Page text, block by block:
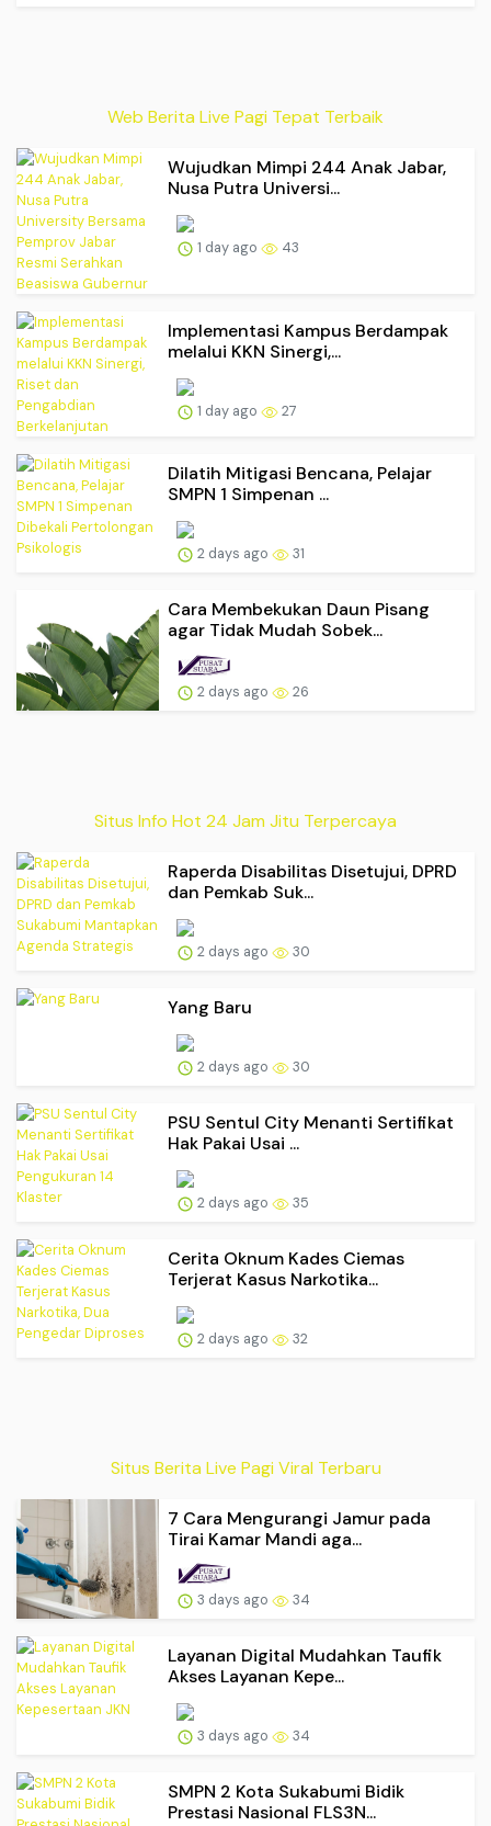
Web Berita Live Pagi Tepat Terbaik
Wujudkan Mimpi 244 Anak Jabar,
Nusa Putra Universi...
1 day ago 43
Implementasi Kampus Berdampak
melalui KKN Sinergi,...
1 day ago 27
Dilatih Mitigasi Bencana, Pelajar
SMPN 1 Simpenan ...
2 days ago 31
Cara Membekukan Daun Pisang
agar Tidak Mudah Sobek...
2 days ago 26
Situs Info Hot 24 Jam Jitu Terpercaya
Raperda Disabilitas Disetujui, DPRD
dan Pemkab Suk...
2 days ago 30
Yang Baru
2 days ago 30
PSU Sentul City Menanti Sertifikat
Hak Pakai Usai ...
2 days ago 35
Cerita Oknum Kades Ciemas
Terjerat Kasus Narkotika...
2 days ago 32
Situs Berita Live Pagi Viral Terbaru
7 Cara Mengurangi Jamur pada
Tirai Kamar Mandi aga...
3 days ago 34
Layanan Digital Mudahkan Taufik
Akses Layanan Kepe...
3 days ago 34
SMPN 2 Kota Sukabumi Bidik
Prestasi Nasional FLS3N...